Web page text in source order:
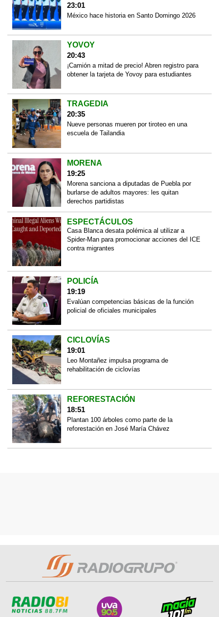
23:01
México hace historia en Santo Domingo 2026
YOVOY
20:43
¡Camión a mitad de precio! Abren registro para
obtener la tarjeta de Yovoy para estudiantes
TRAGEDIA
20:35
Nueve personas mueren por tiroteo en una
escuela de Tailandia
MORENA
19:25
Morena sanciona a diputadas de Puebla por
burlarse de adultos mayores: les quitan
derechos partidistas
ESPECTÁCULOS
Casa Blanca desata polémica al utilizar a
Spider-Man para promocionar acciones del ICE
contra migrantes
POLICÍA
19:19
Evalúan competencias básicas de la función
policial de oficiales municipales
CICLOVÍAS
19:01
Leo Montañez impulsa programa de
rehabilitación de ciclovías
REFORESTACIÓN
18:51
Plantan 100 árboles como parte de la
reforestación en José María Chávez